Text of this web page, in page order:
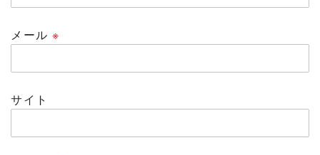
メール※
サイト